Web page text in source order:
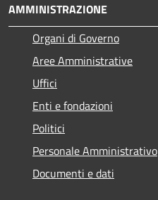
AMMINISTRAZIONE
Organi di Governo
Aree Amministrative
Uffici
Enti e fondazioni
Politici
Personale Amministrativo
Documenti e dati